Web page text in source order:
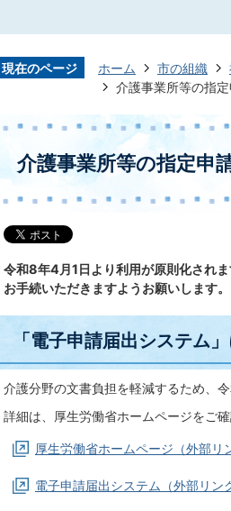
現在のページ ホーム 市の組織
介護事業所等の指
介護事業所等の指定申
令和8年4月1日より利用が原則化され
お手続いただきますようお願いします。
「電子申請届出システム
介護分野の文書負担を軽減するため、
詳細は、厚生労働省ホームペ
厚生労働省ホームページ（外部リ
電子申請届出システム（外部リン